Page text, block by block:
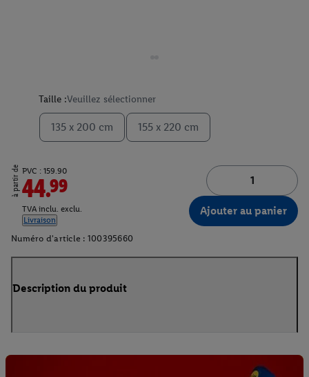
Taille :Veuillez sélectionner
135 x 200 cm 155 x 220 cm
à partir de PVC : 159.90
44.99
TVA inclu. exclu.
Livraison
Ajouter au panier
Numéro d'article : 100395660
Description du produit